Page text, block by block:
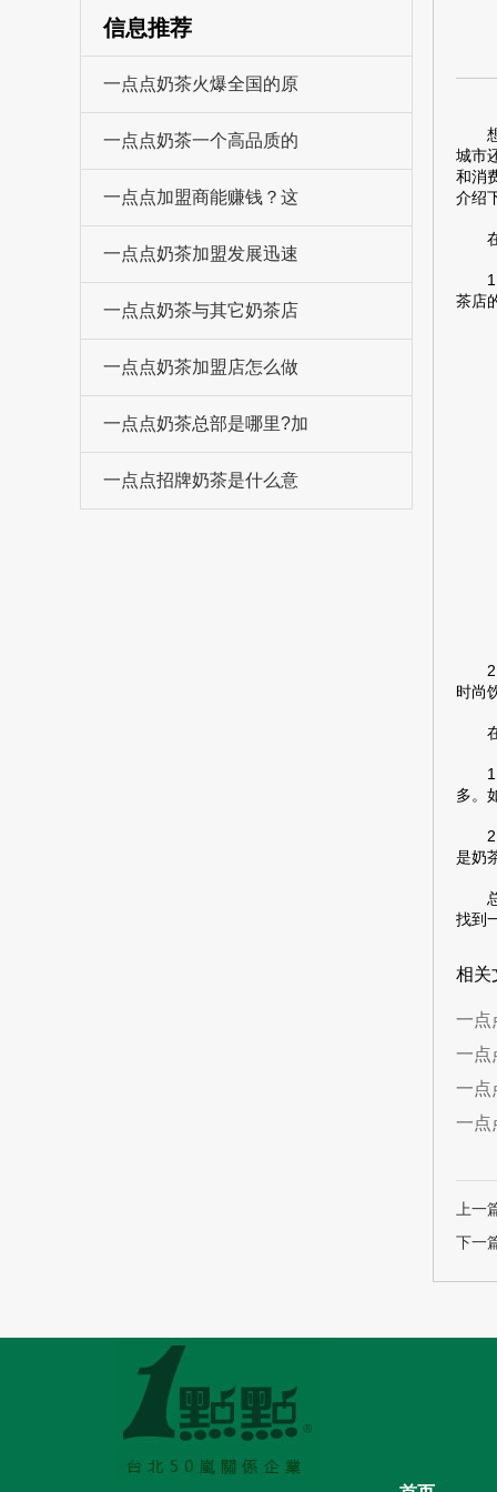
信息推荐
一点点奶茶火爆全国的原
一点点奶茶一个高品质的
一点点加盟商能赚钱？这
一点点奶茶加盟发展迅速
一点点奶茶与其它奶茶店
一点点奶茶加盟店怎么做
一点点奶茶总部是哪里?加
一点点招牌奶茶是什么意
想
城市
和消
介绍
在
1.
茶店
2.
时尚
在
1.
多。
2.
是奶
总
找到
相关
一点
一点
一点
一点
上
下一